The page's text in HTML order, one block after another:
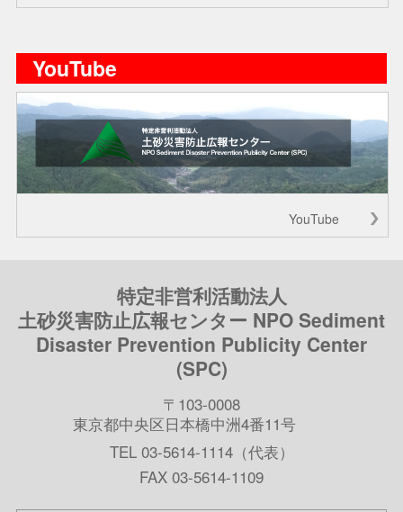
YouTube
YouTube
特定非営利活動法人
土砂災害防止広報センター NPO Sediment
Disaster Prevention Publicity Center
(SPC)
〒103-0008
東京都中央区日本橋中洲4番11号
TEL 03-5614-1114（代表）
FAX 03-5614-1109